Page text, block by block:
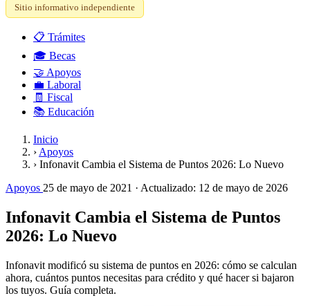
Sitio informativo independiente
📋 Trámites
🎓 Becas
🤝 Apoyos
💼 Laboral
🧾 Fiscal
📚 Educación
Inicio
› Apoyos
› Infonavit Cambia el Sistema de Puntos 2026: Lo Nuevo
Apoyos 25 de mayo de 2021 · Actualizado: 12 de mayo de 2026
Infonavit Cambia el Sistema de Puntos
2026: Lo Nuevo
Infonavit modificó su sistema de puntos en 2026: cómo se calculan
ahora, cuántos puntos necesitas para crédito y qué hacer si bajaron
los tuyos. Guía completa.